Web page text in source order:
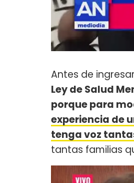
Antes de
Ley de Salud
porque para
experiencia de
tenga voz
tantas familias